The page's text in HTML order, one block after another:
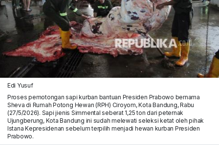
Edi Yusuf
Proses pemotongan sapi kurban bantuan Presiden Prabowo bernama
Sheva di Rumah Potong Hewan (RPH) Ciroyom, Kota Bandung, Rabu
(27/5/2026). Sapi jienis Simmental seberat 1,25 ton dari peternak
Ujungberung, Kota Bandung ini sudah melewati seleksi ketat oleh pihak
Istana Kepresidenan sebelum terpilih menjadi hewan kurban Presiden
Prabowo.